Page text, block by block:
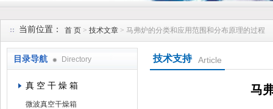
当前位置： 首 页 > 技术文章 > 马弗炉的分类和应用范围和分布原理的过程
目录导航 Directory
真 空 干 燥 箱
微波真空干燥箱
技术支持 Article
马